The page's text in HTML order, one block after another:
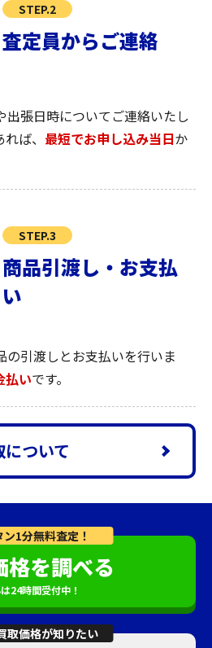
STEP.2
査定員からご連絡
張日時についてご連絡いたし
ば、 最短でお申し込み当日か
STEP.3
商品引渡し・お支払
い
引渡しとお支払いを行いま
払いです。
ついて
ン1分無料査定！
格を調べる
24時間受付中！
取価格が知りたい